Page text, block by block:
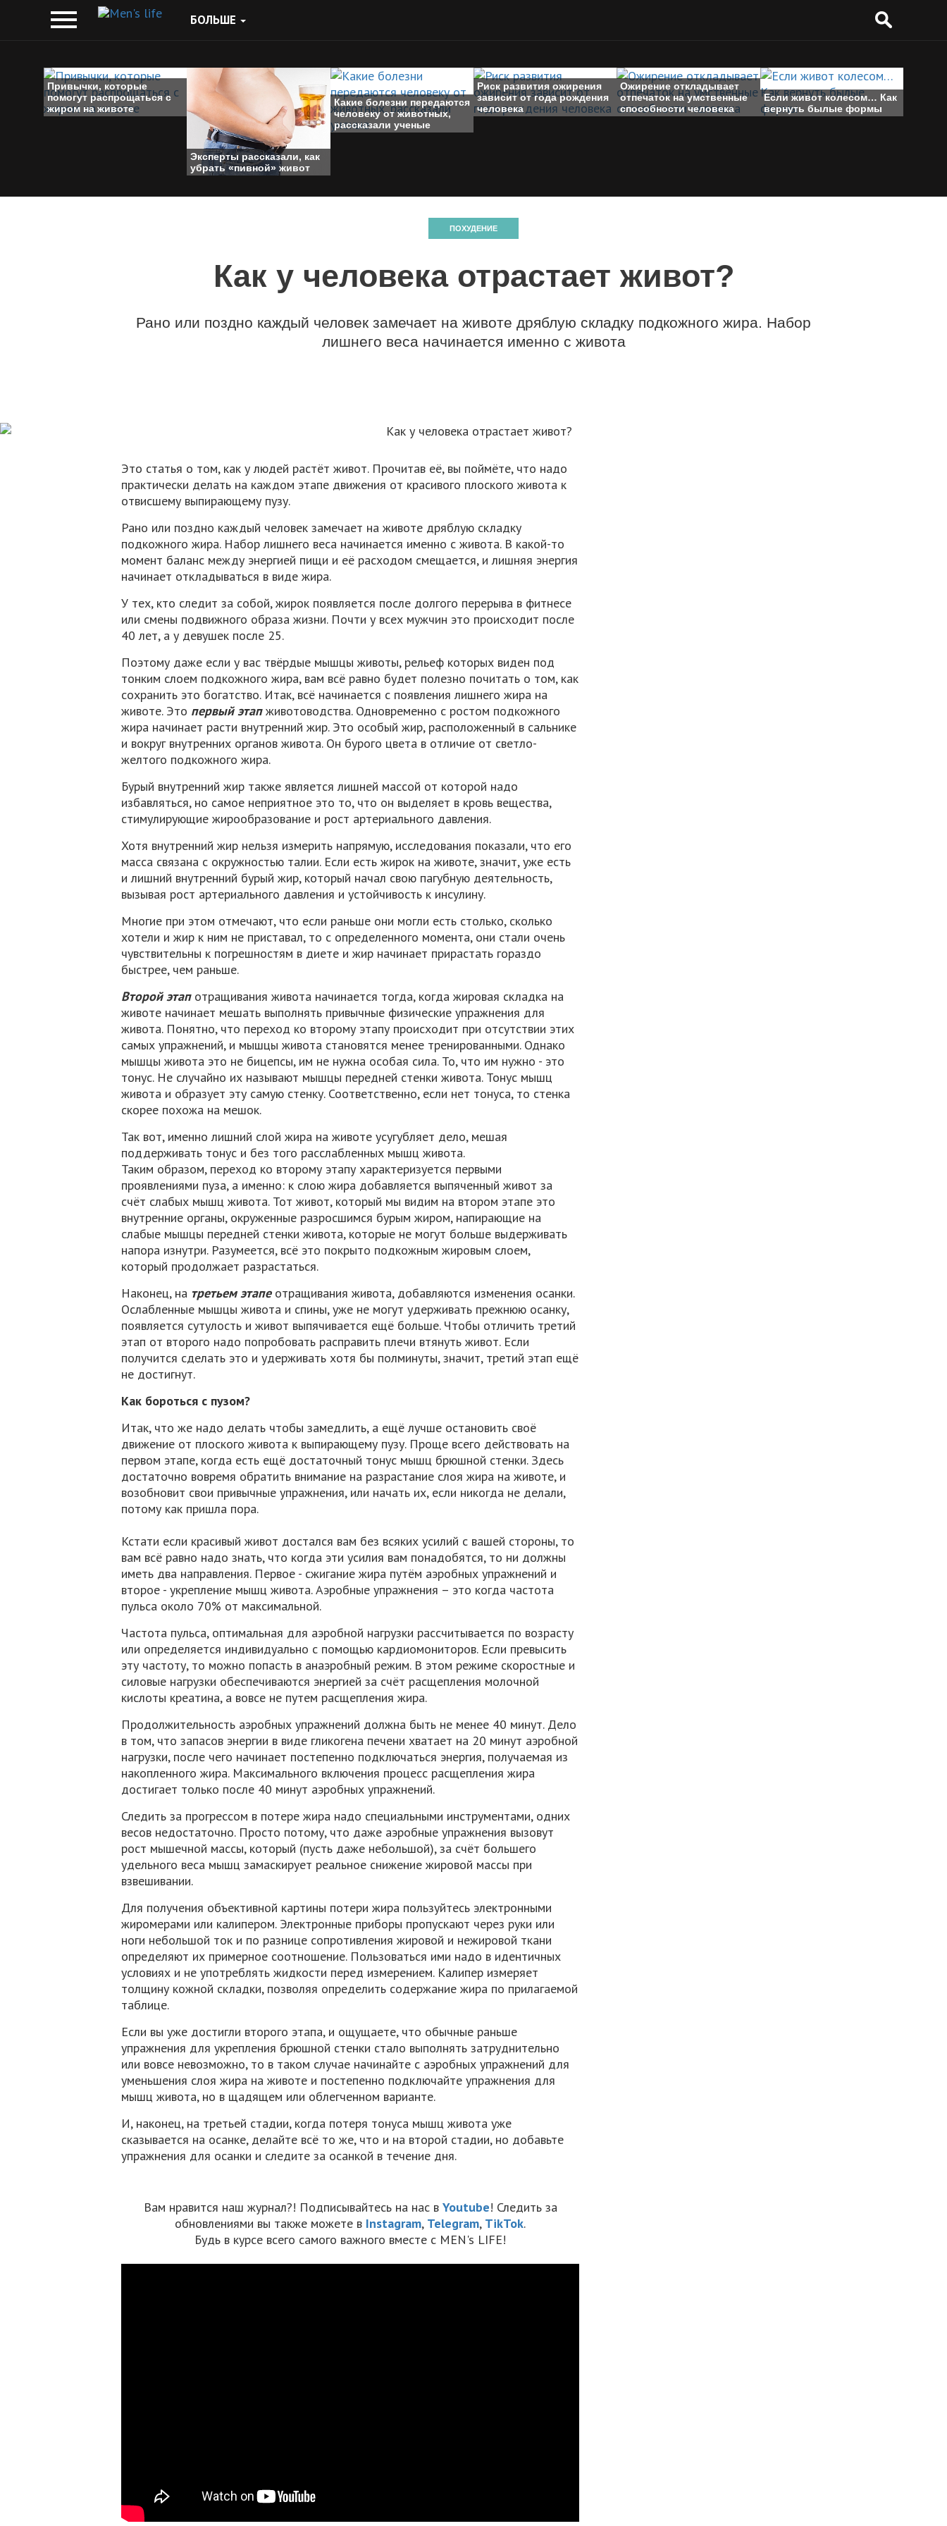
БОЛЬШЕ
Привычки, которые
помогут распрощаться с
жиром на животе
Эксперты рассказали, как
убрать «пивной» живот
Какие болезни передаются
человеку от животных,
рассказали ученые
Риск развития ожирения
зависит от года рождения
человека
Ожирение откладывает
отпечаток на умственные
способности человека
Если живот колесом… Как
вернуть былые формы
ПОХУДЕНИЕ
Как у человека отрастает живот?
Рано или поздно каждый человек замечает на животе дряблую складку подкожного жира. Набор
лишнего веса начинается именно с живота
Это статья о том, как у людей растёт живот. Прочитав её, вы поймёте, что надо
практически делать на каждом этапе движения от красивого плоского живота к
отвисшему выпирающему пузу.
Рано или поздно каждый человек замечает на животе дряблую складку
подкожного жира. Набор лишнего веса начинается именно с живота. В какой-то
момент баланс между энергией пищи и её расходом смещается, и лишняя энергия
начинает откладываться в виде жира.
У тех, кто следит за собой, жирок появляется после долгого перерыва в фитнесе
или смены подвижного образа жизни. Почти у всех мужчин это происходит после
40 лет, а у девушек после 25.
Поэтому даже если у вас твёрдые мышцы животы, рельеф которых виден под
тонким слоем подкожного жира, вам всё равно будет полезно почитать о том, как
сохранить это богатство. Итак, всё начинается с появления лишнего жира на
животе. Это первый этапживотоводства. Одновременно с ростом подкожного
жира начинает расти внутренний жир. Это особый жир, расположенный в сальнике
и вокруг внутренних органов живота. Он бурого цвета в отличие от светло-
желтого подкожного жира.
Бурый внутренний жир также является лишней массой от которой надо
избавляться, но самое неприятное это то, что он выделяет в кровь вещества,
стимулирующие жирообразование и рост артериального давления.
Хотя внутренний жир нельзя измерить напрямую, исследования показали, что его
масса связана с окружностью талии. Если есть жирок на животе, значит, уже есть
и лишний внутренний бурый жир, который начал свою пагубную деятельность,
вызывая рост артериального давления и устойчивость к инсулину.
Многие при этом отмечают, что если раньше они могли есть столько, сколько
хотели и жир к ним не приставал, то с определенного момента, они стали очень
чувствительны к погрешностям в диете и жир начинает прирастать гораздо
быстрее, чем раньше.
Второй этапотращивания живота начинается тогда, когда жировая складка на
животе начинает мешать выполнять привычные физические упражнения для
живота. Понятно, что переход ко второму этапу происходит при отсутствии этих
самых упражнений, и мышцы живота становятся менее тренированными. Однако
мышцы живота это не бицепсы, им не нужна особая сила. То, что им нужно - это
тонус. Не случайно их называют мышцы передней стенки живота. Тонус мышц
живота и образует эту самую стенку. Соответственно, если нет тонуса, то стенка
скорее похожа на мешок.
Так вот, именно лишний слой жира на животе усугубляет дело, мешая
поддерживать тонус и без того расслабленных мышц живота.
Таким образом, переход ко второму этапу характеризуется первыми
проявлениями пуза, а именно: к слою жира добавляется выпяченный живот за
счёт слабых мышц живота. Тот живот, который мы видим на втором этапе это
внутренние органы, окруженные разросшимся бурым жиром, напирающие на
слабые мышцы передней стенки живота, которые не могут больше выдерживать
напора изнутри. Разумеется, всё это покрыто подкожным жировым слоем,
который продолжает разрастаться.
Наконец, на третьем этапеотращивания живота, добавляются изменения осанки.
Ослабленные мышцы живота и спины, уже не могут удерживать прежнюю осанку,
появляется сутулость и живот выпячивается ещё больше. Чтобы отличить третий
этап от второго надо попробовать расправить плечи втянуть живот. Если
получится сделать это и удерживать хотя бы полминуты, значит, третий этап ещё
не достигнут.
Как бороться с пузом?
Итак, что же надо делать чтобы замедлить, а ещё лучше остановить своё
движение от плоского живота к выпирающему пузу. Проще всего действовать на
первом этапе, когда есть ещё достаточный тонус мышц брюшной стенки. Здесь
достаточно вовремя обратить внимание на разрастание слоя жира на животе, и
возобновит свои привычные упражнения, или начать их, если никогда не делали,
потому как пришла пора.
Кстати если красивый живот достался вам без всяких усилий с вашей стороны, то
вам всё равно надо знать, что когда эти усилия вам понадобятся, то ни должны
иметь два направления. Первое - сжигание жира путём аэробных упражнений и
второе - укрепление мышц живота. Аэробные упражнения – это когда частота
пульса около 70% от максимальной.
Частота пульса, оптимальная для аэробной нагрузки рассчитывается по возрасту
или определяется индивидуально с помощью кардиомониторов. Если превысить
эту частоту, то можно попасть в анаэробный режим. В этом режиме скоростные и
силовые нагрузки обеспечиваются энергией за счёт расщепления молочной
кислоты креатина, а вовсе не путем расщепления жира.
Продолжительность аэробных упражнений должна быть не менее 40 минут. Дело
в том, что запасов энергии в виде гликогена печени хватает на 20 минут аэробной
нагрузки, после чего начинает постепенно подключаться энергия, получаемая из
накопленного жира. Максимального включения процесс расщепления жира
достигает только после 40 минут аэробных упражнений.
Следить за прогрессом в потере жира надо специальными инструментами, одних
весов недостаточно. Просто потому, что даже аэробные упражнения вызовут
рост мышечной массы, который (пусть даже небольшой), за счёт большего
удельного веса мышц замаскирует реальное снижение жировой массы при
взвешивании.
Для получения объективной картины потери жира пользуйтесь электронными
жиромерами или калипером. Электронные приборы пропускают через руки или
ноги небольшой ток и по разнице сопротивления жировой и нежировой ткани
определяют их примерное соотношение. Пользоваться ими надо в идентичных
условиях и не употреблять жидкости перед измерением. Калипер измеряет
толщину кожной складки, позволяя определить содержание жира по прилагаемой
таблице.
Если вы уже достигли второго этапа, и ощущаете, что обычные раньше
упражнения для укрепления брюшной стенки стало выполнять затруднительно
или вовсе невозможно, то в таком случае начинайте с аэробных упражнений для
уменьшения слоя жира на животе и постепенно подключайте упражнения для
мышц живота, но в щадящем или облегченном варианте.
И, наконец, на третьей стадии, когда потеря тонуса мышц живота уже
сказывается на осанке, делайте всё то же, что и на второй стадии, но добавьте
упражнения для осанки и следите за осанкой в течение дня.
Вам нравится наш журнал?! Подписывайтесь на нас в Youtube! Следить за
обновлениями вы также можете в Instagram, Telegram, TikTok.
Будь в курсе всего самого важного вместе с MEN's LIFE!